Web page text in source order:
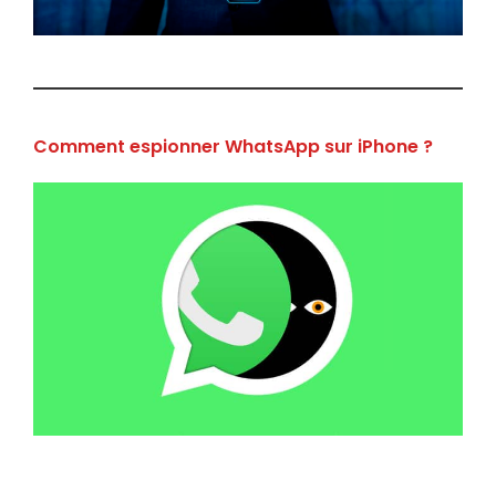
Comment espionner WhatsApp sur iPhone ?